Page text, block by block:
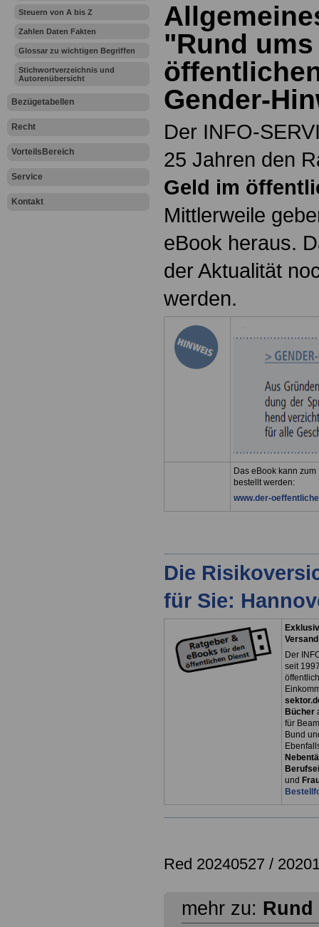
Steuern von A bis Z
Zahlen Daten Fakten
Glossar zu wichtigen Begriffen
Stichwortverzeichnis und
Autorenübersicht
Bezügetabellen
Recht
VorteilsBereich
Service
Kontakt
"Rund
Gender-
Der INFO-
25 Jahren den
Geld im
Mittlerweile
eBook heraus.
der Aktualität
werden.
Das eBook kann
bestellt werden:
www.der-
Die
für Sie:
Der
seit
Bücher
für
Bund
und
Red 20240527 /
mehr zu: Rund